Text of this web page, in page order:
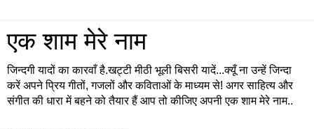
एक शाम मेरे नाम
जिन्दगी यादों का कारवाँ है.खट्टी मीठी भूली बिसरी यादें...क्यूँ ना उन्हें जिन्दा
करें अपने प्रिय गीतों, गजलों और कविताओं के माध्यम से! अगर साहित्य और
संगीत की धारा में बहने को तैयार हैं आप तो कीजिए अपनी एक शाम मेरे नाम..